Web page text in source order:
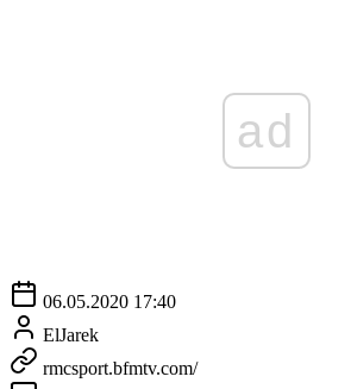
ad
06.05.2020 17:40
ElJarek
rmcsport.bfmtv.com/